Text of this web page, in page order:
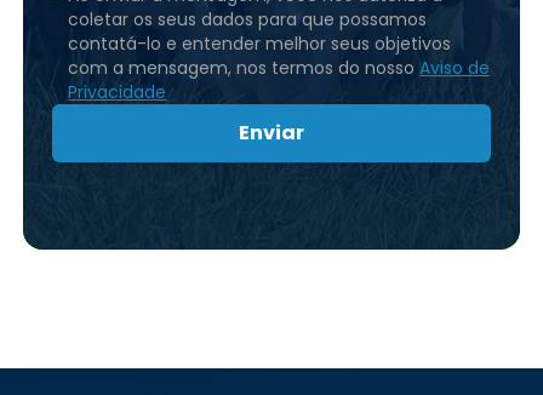
coletar os seus dados para que possamos
contatá-lo e entender melhor seus objetivos
com a mensagem, nos termos do nossoAviso de
Privacidade
Enviar